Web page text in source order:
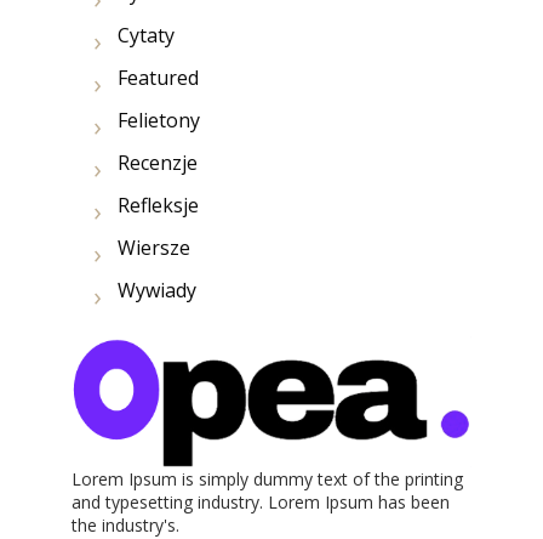
Cytaty
Featured
Felietony
Recenzje
Refleksje
Wiersze
Wywiady
Lorem Ipsum is simply dummy text of the printing
and typesetting industry. Lorem Ipsum has been
the industry's.